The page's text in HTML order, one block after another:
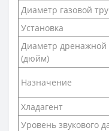
Диаметр газовой
Установка
Диаметр
(дюйм)
Назначение
Хладагент
Уровень звукового